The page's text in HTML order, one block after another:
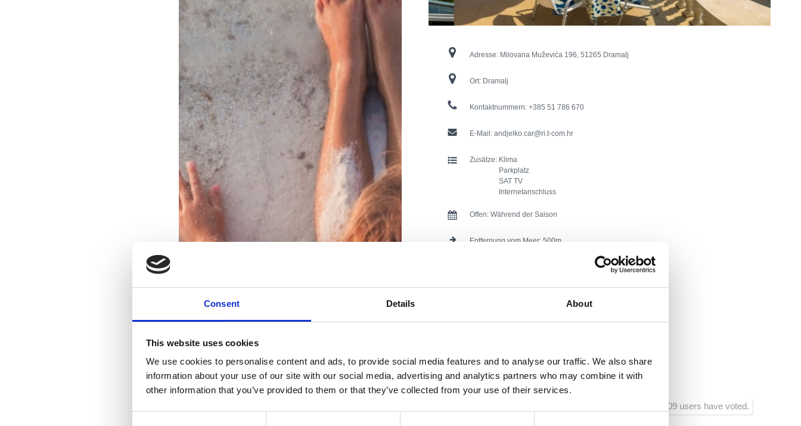
Consent Details About
This website uses cookies
We use cookies to personalise content and ads, to provide social media features and to analyse our traffic. We also share
information about your use of our site with our social media, advertising and analytics partners who may combine it with
other information that you’ve provided to them or that they’ve collected from your use of their services.
Adresse: Milovana Muževića 196, 51265 Dramalj
Ort: Dramalj
Kontaktnummern: +385 51 786 670
E-Mail: andjelko.car@ri.t-com.hr
Zusätze: Klima
Parkplatz
SAT TV
Internetanschluss
Offen: Während der Saison
Entfernung vom Meer: 500
Entfernung vom Unterhaltungszentrum: 700
809 users have voted.